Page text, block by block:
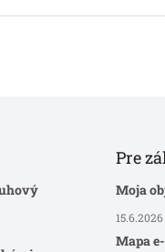
Pre
Moja
15.6.2026
Mapa